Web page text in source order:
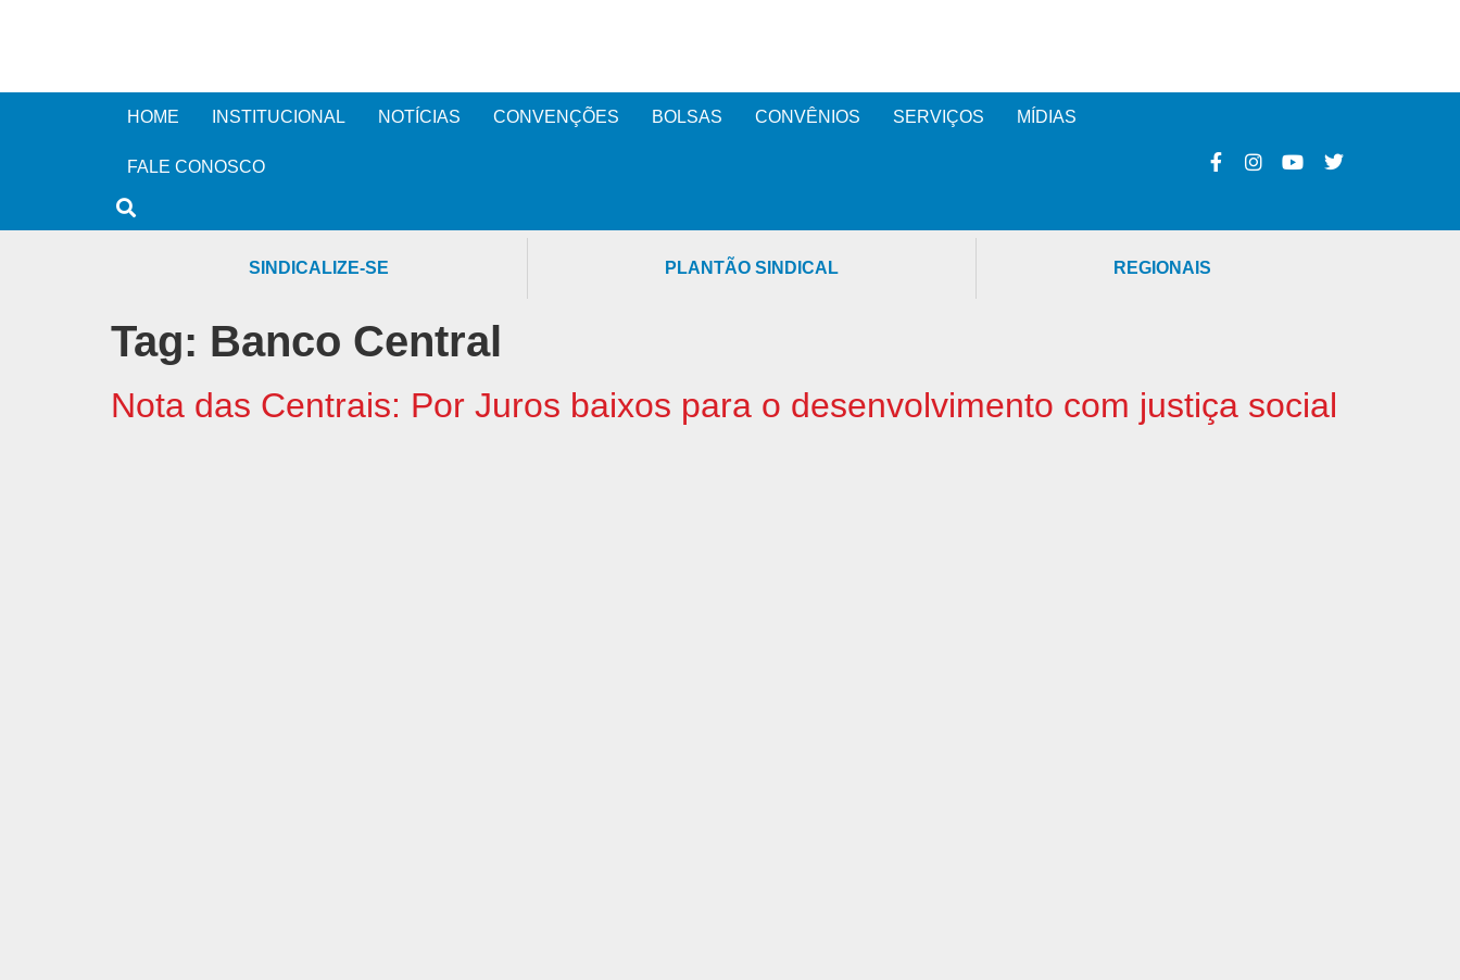
HOME INSTITUCIONAL NOTÍCIAS CONVENÇÕES BOLSAS CONVÊNIOS SERVIÇOS MÍDIAS
FALE CONOSCO
SINDICALIZE-SE PLANTÃO SINDICAL REGIONAIS
Tag: Banco Central
Nota das Centrais: Por Juros baixos para o desenvolvimento com justiça social